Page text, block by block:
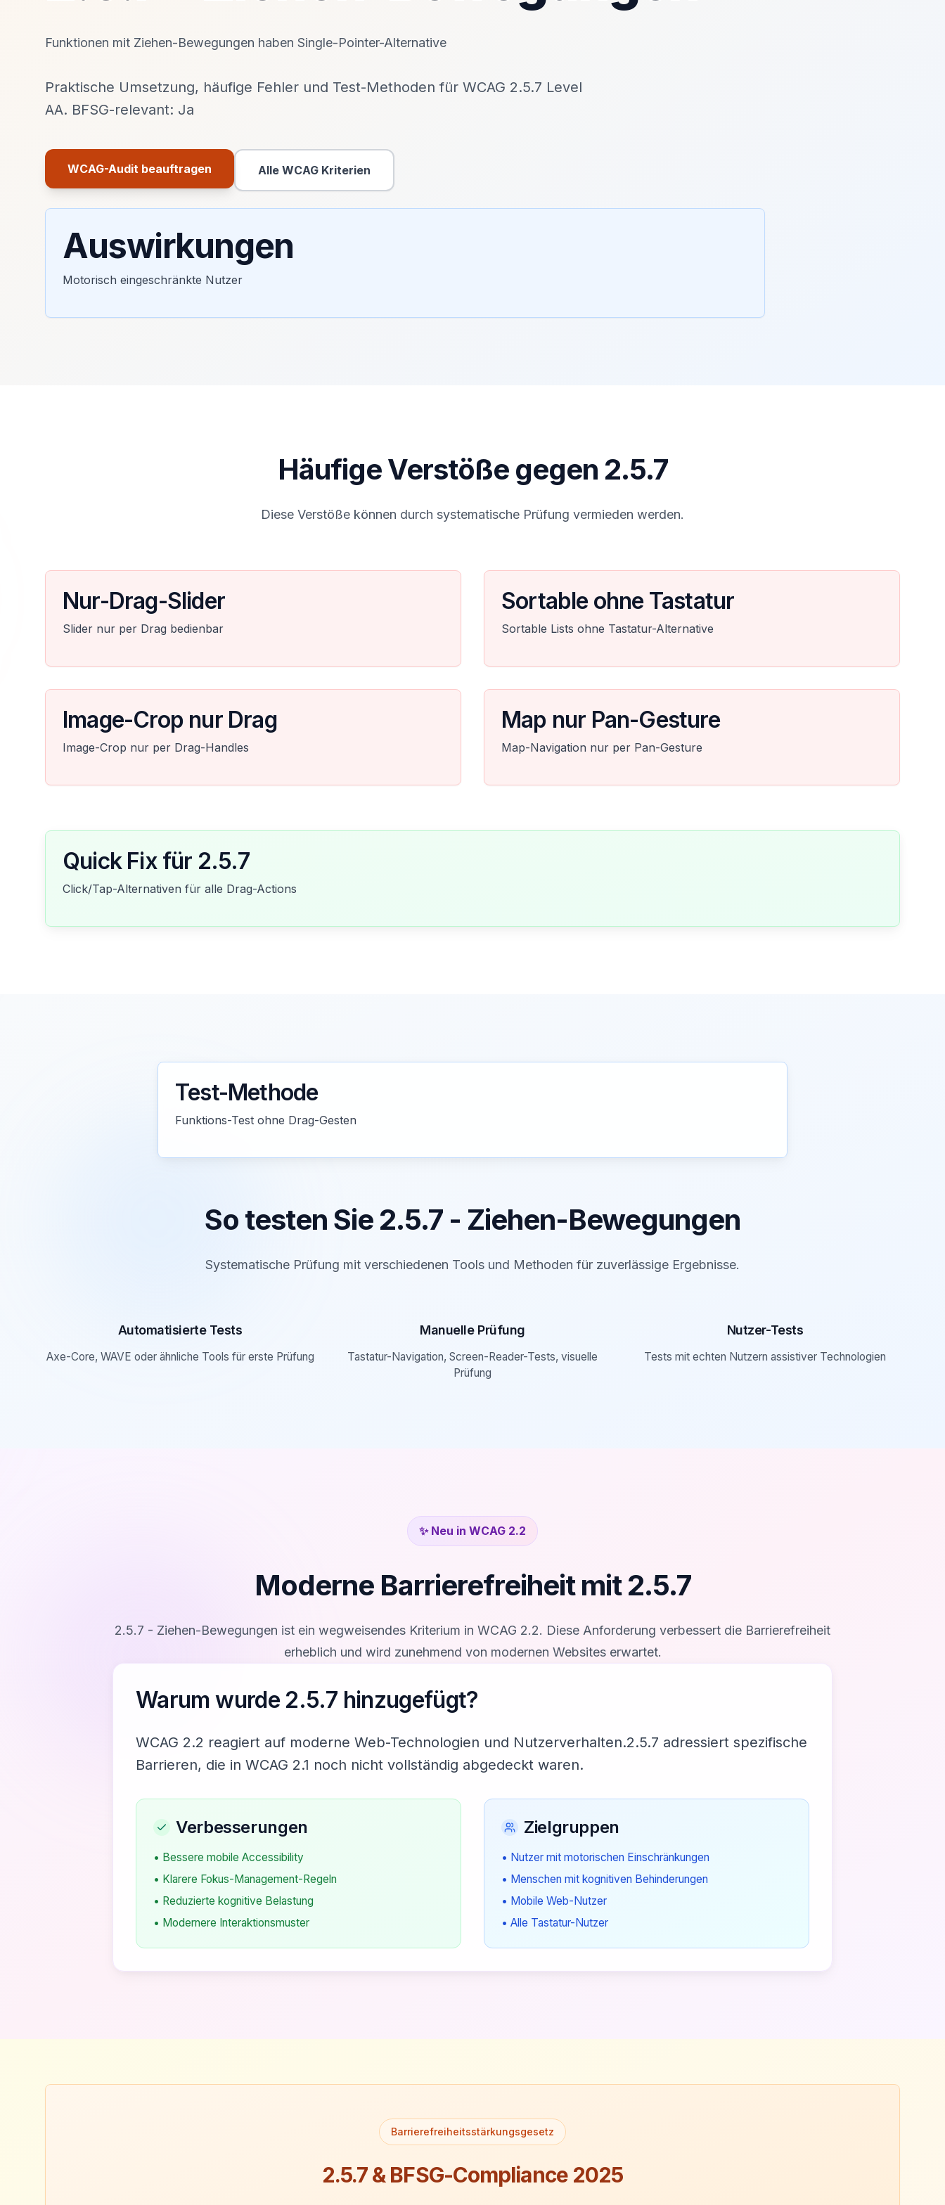
Funktionen mit Ziehen-Bewegungen haben Single-Pointer-Alternative
Praktische Umsetzung, häufige Fehler und Test-Methoden für WCAG 2.5.7 Level
AA. BFSG-relevant: Ja
WCAG-Audit beauftragen
Primäre Aktion Alle WCAG Kriterien
Sekundäre Aktion
Auswirkungen
Motorisch eingeschränkte Nutzer
Häufige Verstöße gegen 2.5.7
Diese Verstöße können durch systematische Prüfung vermieden werden.
Nur-Drag-Slider
Slider nur per Drag bedienbar
Sortable ohne Tastatur
Sortable Lists ohne Tastatur-Alternative
Image-Crop nur Drag
Image-Crop nur per Drag-Handles
Map nur Pan-Gesture
Map-Navigation nur per Pan-Gesture
Quick Fix für 2.5.7
Click/Tap-Alternativen für alle Drag-Actions
Test-Methode
Funktions-Test ohne Drag-Gesten
So testen Sie 2.5.7 - Ziehen-Bewegungen
Systematische Prüfung mit verschiedenen Tools und Methoden für zuverlässige Ergebnisse.
Automatisierte Tests
Axe-Core, WAVE oder ähnliche Tools für erste Prüfung
Manuelle Prüfung
Tastatur-Navigation, Screen-Reader-Tests, visuelle
Prüfung
Nutzer-Tests
Tests mit echten Nutzern assistiver Technologien
✨ Neu in WCAG 2.2
Moderne Barrierefreiheit mit2.5.7
2.5.7 - Ziehen-Bewegungen ist ein wegweisendes Kriterium in WCAG 2.2. Diese Anforderung verbessert die Barrierefreiheit
erheblich und wird zunehmend von modernen Websites erwartet.
Warum wurde 2.5.7 hinzugefügt?
WCAG 2.2 reagiert auf moderne Web-Technologien und Nutzerverhalten.2.5.7 adressiert spezifische
Barrieren, die in WCAG 2.1 noch nicht vollständig abgedeckt waren.
Verbesserungen
• Bessere mobile Accessibility
• Klarere Fokus-Management-Regeln
• Reduzierte kognitive Belastung
• Modernere Interaktionsmuster
Zielgruppen
• Nutzer mit motorischen Einschränkungen
• Menschen mit kognitiven Behinderungen
• Mobile Web-Nutzer
• Alle Tastatur-Nutzer
Barrierefreiheitsstärkungsgesetz
2.5.7 & BFSG-Compliance 2025